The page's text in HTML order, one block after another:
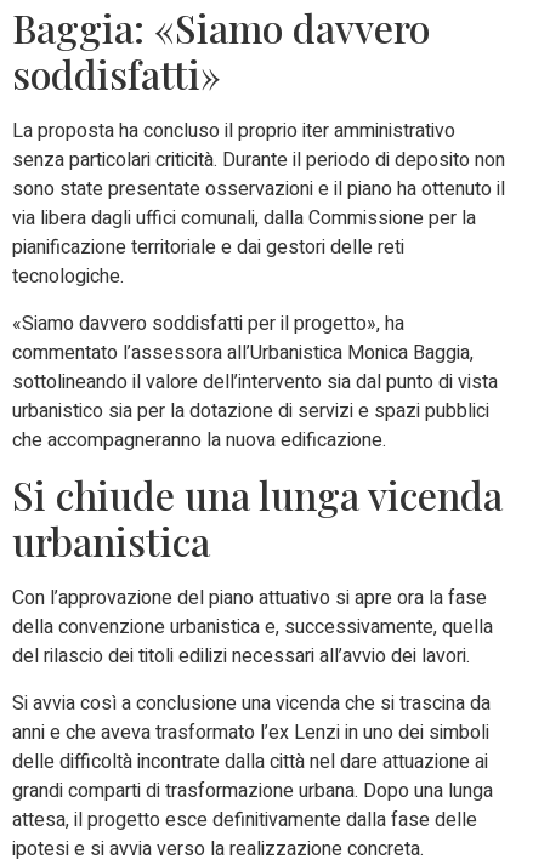
Baggia: «Siamo davvero
soddisfatti»
La proposta ha concluso il proprio iter amministrativo
senza particolari criticità. Durante il periodo di deposito non
sono state presentate osservazioni e il piano ha ottenuto il
via libera dagli uffici comunali, dalla Commissione per la
pianificazione territoriale e dai gestori delle reti
tecnologiche.
«Siamo davvero soddisfatti per il progetto», ha
commentato l’assessora all’Urbanistica Monica Baggia,
sottolineando il valore dell’intervento sia dal punto di vista
urbanistico sia per la dotazione di servizi e spazi pubblici
che accompagneranno la nuova edificazione.
Si chiude una lunga vicenda
urbanistica
Con l’approvazione del piano attuativo si apre ora la fase
della convenzione urbanistica e, successivamente, quella
del rilascio dei titoli edilizi necessari all’avvio dei lavori.
Si avvia così a conclusione una vicenda che si trascina da
anni e che aveva trasformato l’ex Lenzi in uno dei simboli
delle difficoltà incontrate dalla città nel dare attuazione ai
grandi comparti di trasformazione urbana. Dopo una lunga
attesa, il progetto esce definitivamente dalla fase delle
ipotesi e si avvia verso la realizzazione concreta.